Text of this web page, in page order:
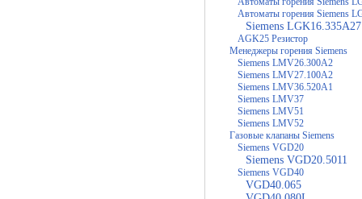
Автоматы горения Siemens
Siemens LGK16.335A27
AGK25 Резистор
Менеджеры горения Siemens
Siemens LMV26.300A2
Siemens LMV27.100A2
Siemens LMV36.520A1
Siemens LMV37
Siemens LMV51
Siemens LMV52
Газовые клапаны Siemens
Siemens VGD20
Siemens VGD20.5011
Siemens VGD40
VGD40.065